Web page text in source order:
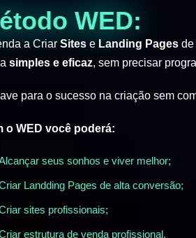
WED:
a Criar Sites e Landing Pages de
simples e eficaz, sem precisar
para o sucesso na criação sem
o WED você poderá:
seus sonhos e viver melhor;
Landding Pages de alta conversão;
sites profissionais;
estrutura de venda profissional.